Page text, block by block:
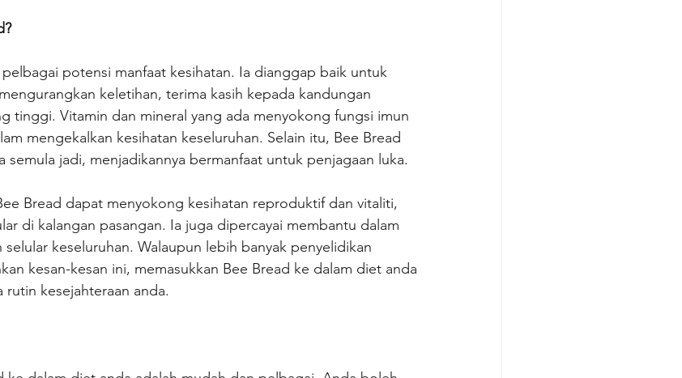
potensi manfaat kesihatan. Ia dianggap baik untuk
keletihan, terima kasih kepada kandungan
tinggi. Vitamin dan mineral yang ada menyokong fungsi imun
mengekalkan kesihatan keseluruhan. Selain itu, Bee Bread
semula jadi, menjadikannya bermanfaat untuk penjagaan luka.
Bread dapat menyokong kesihatan reproduktif dan vitaliti,
di kalangan pasangan. Ia juga dipercayai membantu dalam
keseluruhan. Walaupun lebih banyak penyelidikan
kesan-kesan ini, memasukkan Bee Bread ke dalam diet anda
kesejahteraan anda.